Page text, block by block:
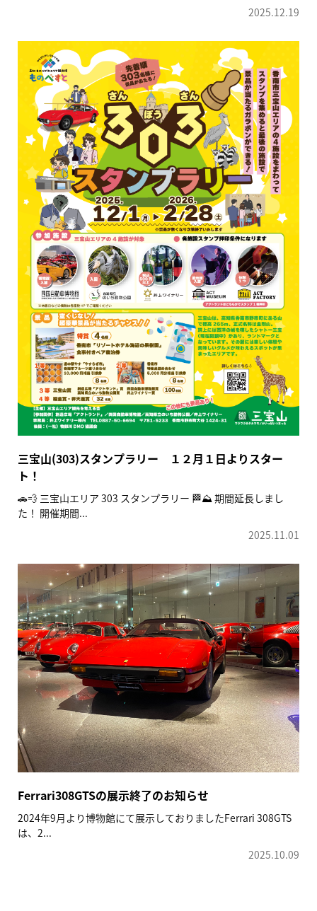
2025.12.19
三宝山(303)スタンプラリー １２月１日よりスター
ト！
🚗💨 三宝山エリア 303 スタンプラリー 🏁⛰️ 期間延長しまし
た！ 開催期間...
2025.11.01
Ferrari308GTSの展示終了のお知らせ
2024年9月より博物館にて展示しておりましたFerrari 308GTS
は、2...
2025.10.09